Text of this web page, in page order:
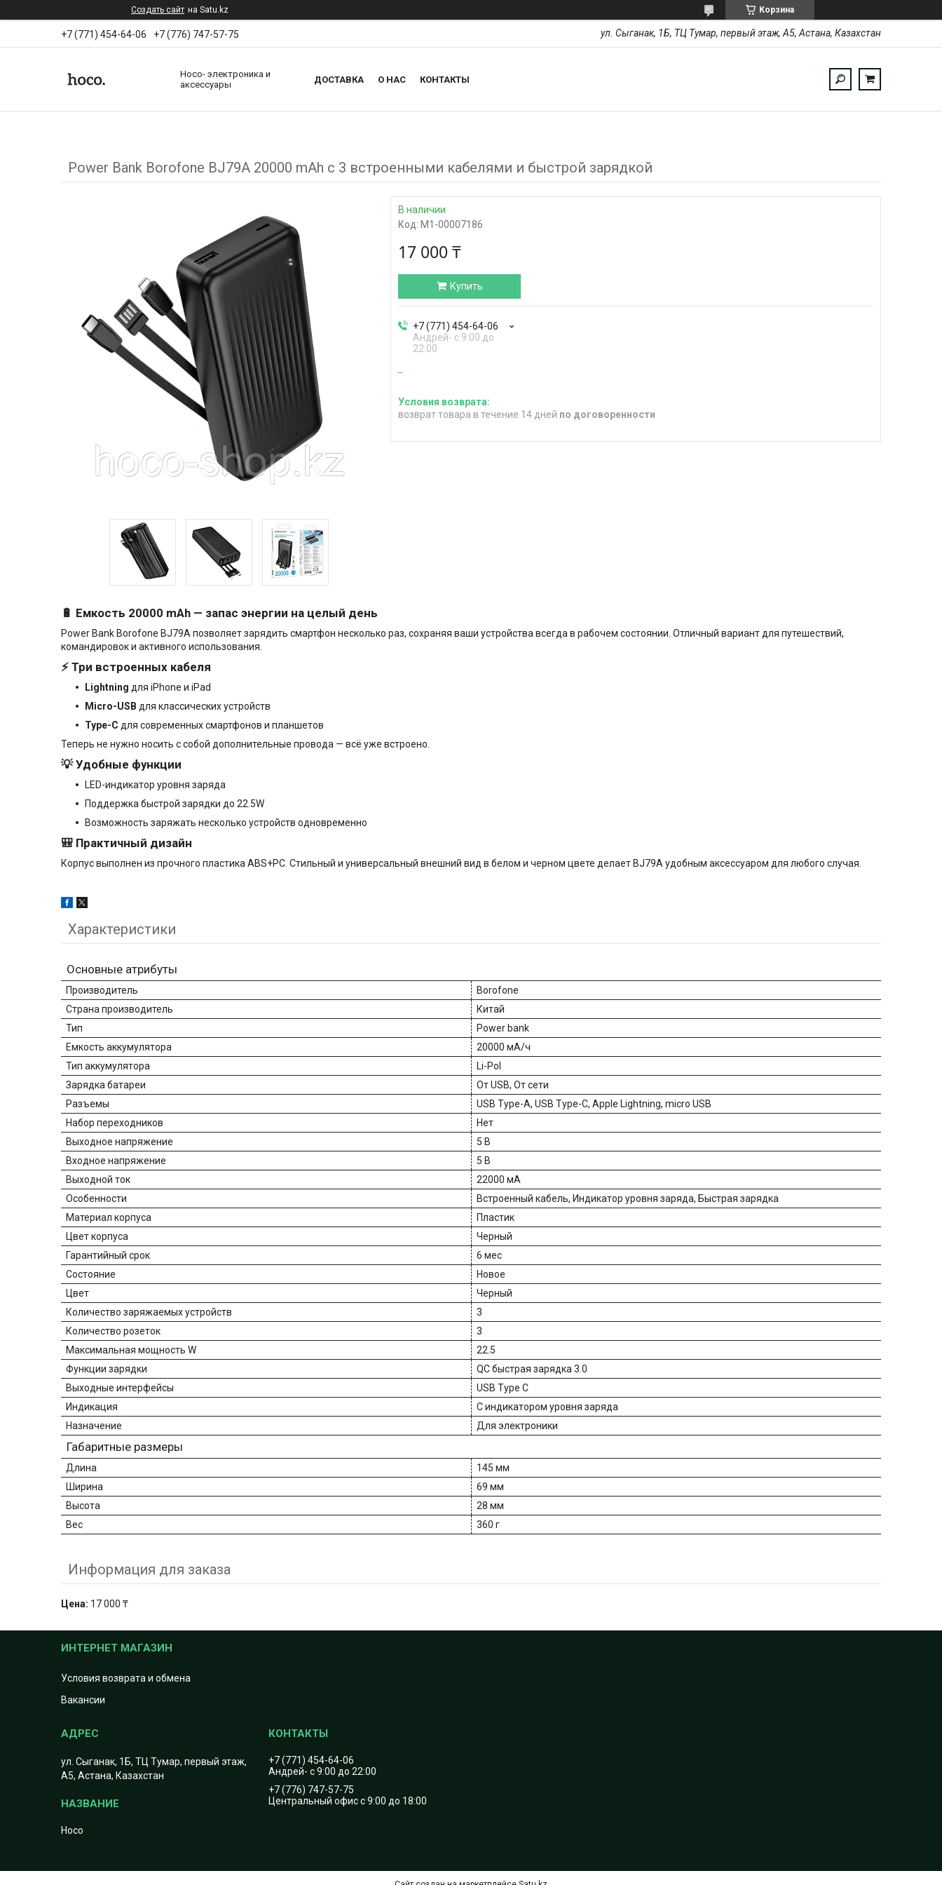
Создать сайт на Satu.kz Корзина
+7 (771) 454-64-06 +7 (776) 747-57-75 ул. Сыганак, 1Б, ТЦ Тумар, первый этаж, А5, Астана, Казахстан
Hoco- электроника и
аксессуары
ДОСТАВКА О НАС КОНТАКТЫ
Power Bank Borofone BJ79A 20000 mAh с 3 встроенными кабелями и быстрой зарядкой
В наличии
Код: М1-00007186
17 000 ₸
Купить
+7 (771) 454-64-06
Андрей- с 9:00 до
22:00
возврат товара в течение 14 дней по договоренности
🔋 Емкость 20000 mAh — запас энергии на целый день
Power Bank Borofone BJ79A позволяет зарядить смартфон несколько раз, сохраняя ваши устройства всегда в рабочем состоянии. Отличный вариант для путешествий,
командировок и активного использования.
⚡ Три встроенных кабеля
Lightning для iPhone и iPad
Micro-USB для классических устройств
Type-C для современных смартфонов и планшетов
Теперь не нужно носить с собой дополнительные провода — всё уже встроено.
💡 Удобные функции
LED-индикатор уровня заряда
Поддержка быстрой зарядки до 22.5W
Возможность заряжать несколько устройств одновременно
🎒 Практичный дизайн
Корпус выполнен из прочного пластика ABS+PC. Стильный и универсальный внешний вид в белом и черном цвете делает BJ79A удобным аксессуаром для любого случая.
Характеристики
Основные атрибуты
Производитель
Borofone
Страна производитель
Китай
Тип
Power bank
Емкость аккумулятора
20000 мА/ч
Тип аккумулятора
Li-Pol
Зарядка батареи
От USB, От сети
Разъемы
USB Type-A, USB Type-C, Apple Lightning, micro USB
Набор переходников
Нет
Выходное напряжение
5 В
Входное напряжение
5 В
Выходной ток
22000 мА
Особенности
Встроенный кабель, Индикатор уровня заряда, Быстрая зарядка
Материал корпуса
Пластик
Цвет корпуса
Черный
Гарантийный срок
6 мес
Состояние
Новое
Цвет
Черный
Количество заряжаемых устройств
3
Количество розеток
3
Максимальная мощность W
22.5
Функции зарядки
QC быстрая зарядка 3.0
Выходные интерфейсы
USB Type C
Индикация
С индикатором уровня заряда
Назначение
Для электроники
Габаритные размеры
Длина
145 мм
Ширина
69 мм
Высота
28 мм
Вес
360 г
Информация для заказа
Цена: 17 000 ₸
ИНТЕРНЕТ МАГАЗИН
Условия возврата и обмена
Вакансии
ул. Сыганак, 1Б, ТЦ Тумар, первый этаж,
А5, Астана, Казахстан
Hoco
+7 (771) 454-64-06
Андрей- с 9:00 до 22:00
+7 (776) 747-57-75
Центральный офис с 9:00 до 18:00